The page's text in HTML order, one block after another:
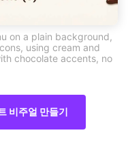
on a plain background,
using cream and
chocolate accents, no
비주얼 만들기